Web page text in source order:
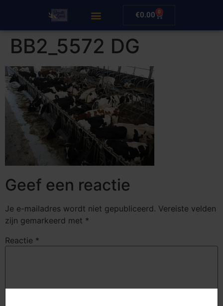
€0.00 0
BB2_5572 DG
Geef een reactie
Je e-mailadres wordt niet gepubliceerd. Vereiste velden
zijn gemarkeerd met *
Reactie *